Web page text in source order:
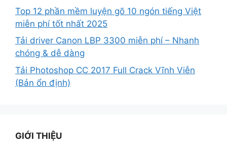
Top 12 phần mềm luyện gõ 10 ngón tiếng Việt
miễn phí tốt nhất 2025
Tải driver Canon LBP 3300 miễn phí – Nhanh
chóng & dễ dàng
Tải Photoshop CC 2017 Full Crack Vĩnh Viễn
(Bản ổn định)
GIỚI THIỆU